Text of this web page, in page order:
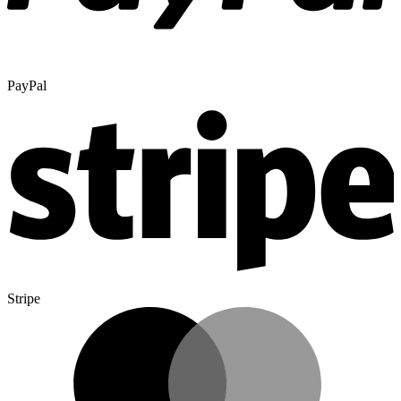
PayPal
Stripe